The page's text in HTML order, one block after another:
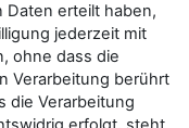
erteilt haben,
jederzeit mit
ohne dass die
Verarbeitung berührt
die Verarbeitung